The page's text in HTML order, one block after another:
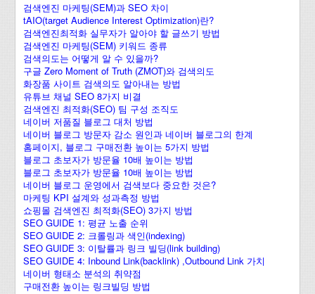
검색엔진 마케팅(SEM)과 SEO 차이
tAIO(target Audience Interest Optimization)란?
검색엔진최적화 실무자가 알아야 할 글쓰기 방법
검색엔진 마케팅(SEM) 키워드 종류
검색의도는 어떻게 알 수 있을까?
구글 Zero Moment of Truth (ZMOT)와 검색의도
화장품 사이트 검색의도 알아내는 방법
유튜브 채널 SEO 8가지 비결
검색엔진 최적화(SEO) 팀 구성 조직도
네이버 저품질 블로그 대처 방법
네이버 블로그 방문자 감소 원인과 네이버 블로그의 한계
홈페이지, 블로그 구매전환 높이는 5가지 방법
블로그 초보자가 방문율 10배 높이는 방법
블로그 초보자가 방문율 10배 높이는 방법
네이버 블로그 운영에서 검색보다 중요한 것은?
마케팅 KPI 설계와 성과측정 방법
쇼핑몰 검색엔진 최적화(SEO) 3가지 방법
SEO GUIDE 1: 평균 노출 순위
SEO GUIDE 2: 크롤링과 색인(indexing)
SEO GUIDE 3: 이탈률과 링크 빌딩(link building)
SEO GUIDE 4: Inbound Link(backlink) ,Outbound Link 가치
네이버 형태소 분석의 취약점
구매전환 높이는 링크빌딩 방법